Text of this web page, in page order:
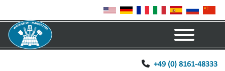
+49 (0) 8161-48333